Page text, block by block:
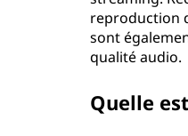
reproduction
sont
qualité audio.
Quelle